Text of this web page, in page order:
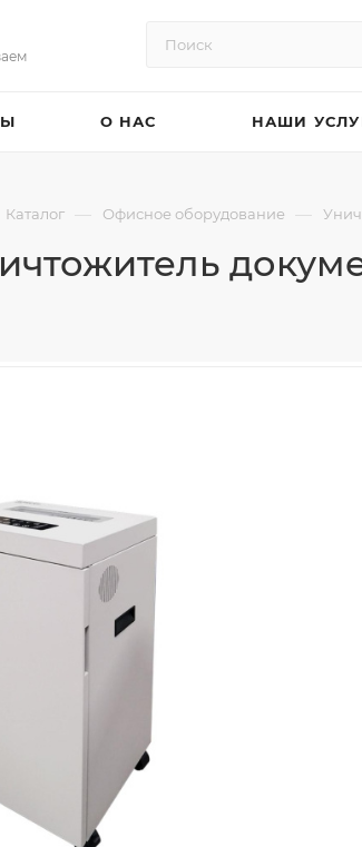
О НАС НАШИ
Каталог — Офисное оборудование —